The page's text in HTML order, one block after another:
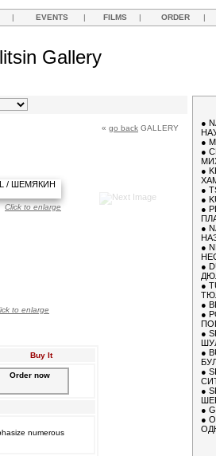
| EVENTS | FILMS | ORDER |
Gallery
« go back GALLERY
Click to enlarge
to enlarge
Buy It
Order now
numerous
●
●
●
●
●
●
●
●
●
●
●
●
●
●
●
●
●
●
●